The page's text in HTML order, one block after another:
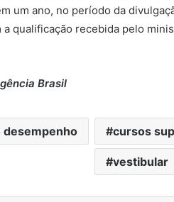
um ano, no período da
qualificação recebida pelo
Brasil
desempenho cursos
vestibular